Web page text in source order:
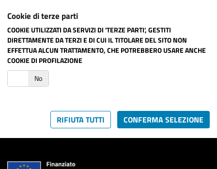
Cookie di terze parti
COOKIE UTILIZZATI DA SERVIZI DI 'TERZE PARTI', GESTITI
DIRETTAMENTE DA TERZI E DI CUI IL TITOLARE DEL SITO NON
EFFETTUA ALCUN TRATTAMENTO, CHE POTREBBERO USARE ANCHE
COOKIE DI PROFILAZIONE
No
RIFIUTA TUTTI CONFERMA SELEZIONE